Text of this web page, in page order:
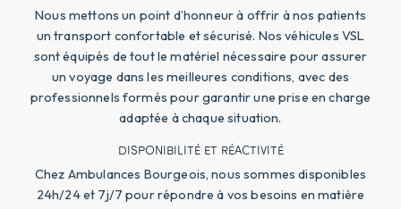
Nous mettons un point d’honneur à offrir à nos patients
un transport confortable et sécurisé. Nos véhicules VSL
sont équipés de tout le matériel nécessaire pour assurer
un voyage dans les meilleures conditions, avec des
professionnels formés pour garantir une prise en charge
adaptée à chaque situation.
DISPONIBILITÉ ET RÉACTIVITÉ
Chez Ambulances Bourgeois, nous sommes disponibles
24h/24 et 7j/7 pour répondre à vos besoins en matière